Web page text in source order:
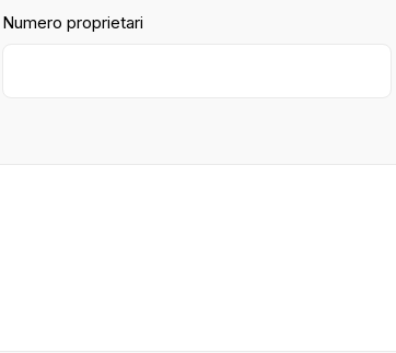
Numero proprietari